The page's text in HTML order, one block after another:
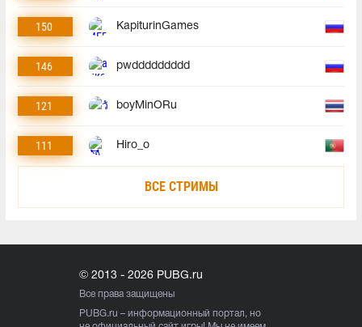
150 KapiturinGames
146 pwddddddddd
121 boyMinORu
111 Hiro_o
ВСЕ СТРИМЫ
© 2013 - 2026 PUBG.ru
Все права защищены
PUBG.ru – информационный портал, но